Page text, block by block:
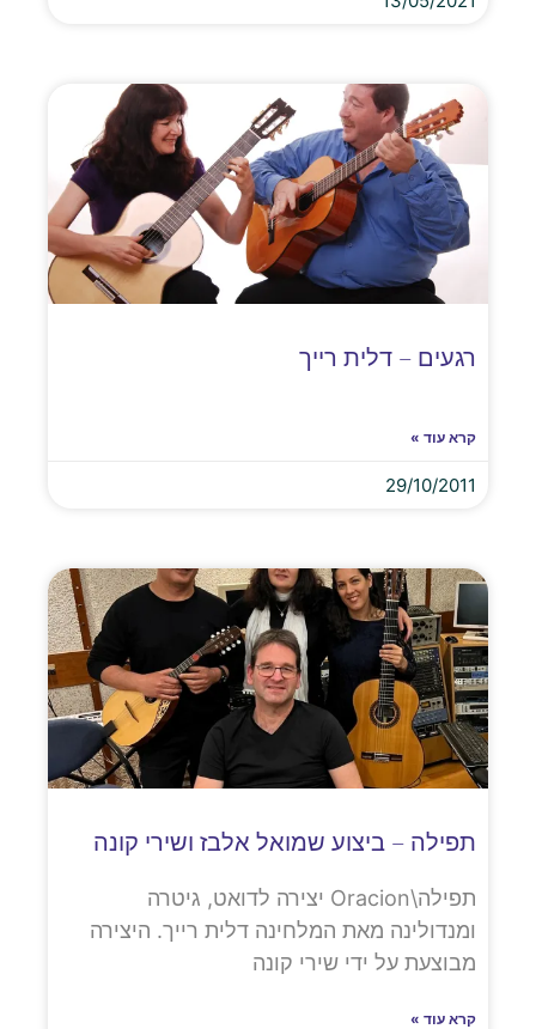
רגעים – דלית רייך
קרא עוד »
29/10/2011
תפילה – ביצוע שמואל אלבז ושירי קונה
תפילה\Oracion יצירה לדואט, גיטרה
ומנדולינה מאת המלחינה דלית רייך. היצירה
מבוצעת על ידי שירי קונה
קרא עוד »